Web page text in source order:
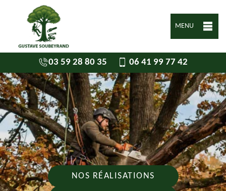
MENU
03 59 28 80 35 06 41 99 77 42
NOS RÉALISATIONS